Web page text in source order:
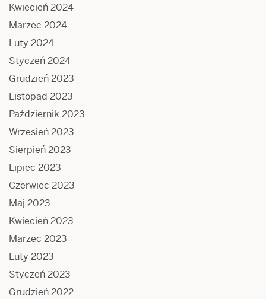
Kwiecień 2024
Marzec 2024
Luty 2024
Styczeń 2024
Grudzień 2023
Listopad 2023
Październik 2023
Wrzesień 2023
Sierpień 2023
Lipiec 2023
Czerwiec 2023
Maj 2023
Kwiecień 2023
Marzec 2023
Luty 2023
Styczeń 2023
Grudzień 2022